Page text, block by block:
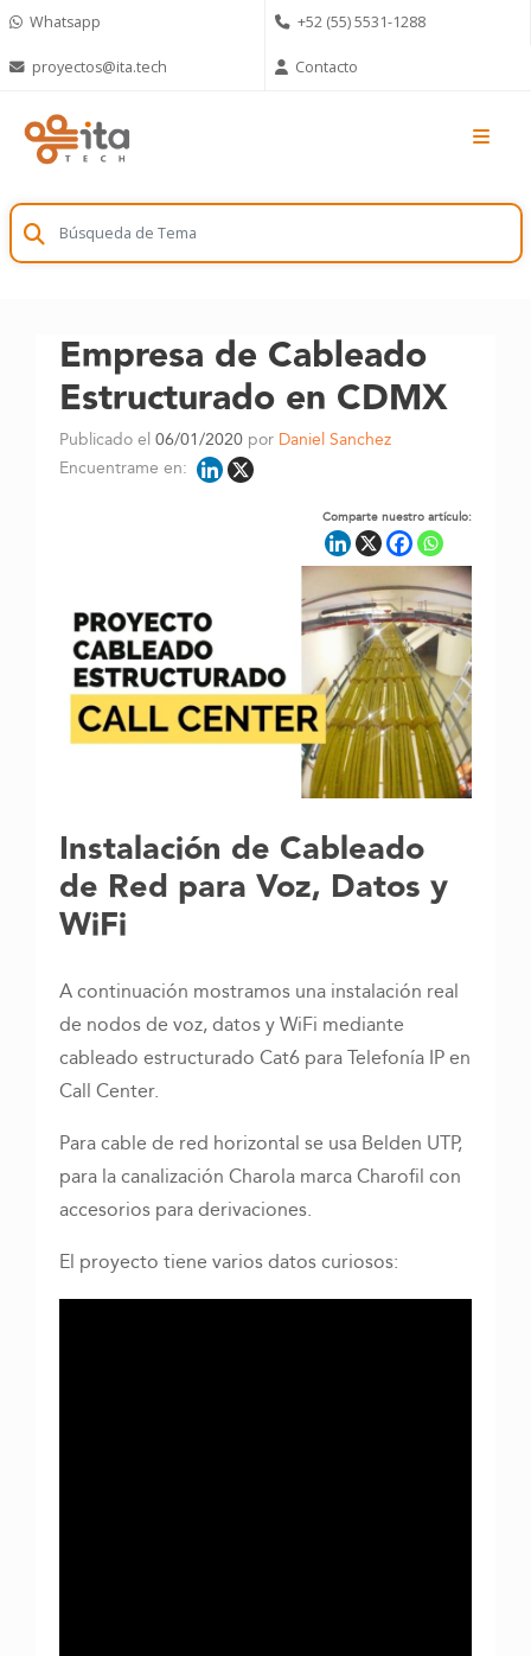
Whatsapp +52 (55) 5531-1288
proyectos@ita.tech Contacto
Empresa de Cableado
Estructurado en CDMX
Publicado el06/01/2020 por Daniel Sanchez
Encuentrame en:
Comparte nuestro artículo:
Instalación de Cableado
de Red para Voz, Datos y
WiFi
A continuación mostramos una instalación real
de nodos de voz, datos y WiFi mediante
cableado estructurado Cat6 para Telefonía IP en
Call Center.
Para cable de red horizontal se usa Belden UTP,
para la canalización Charola marca Charofil con
accesorios para derivaciones.
El proyecto tiene varios datos curiosos: